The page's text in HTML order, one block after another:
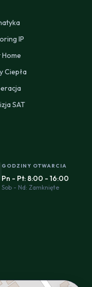
IP
Ciepła
SAT
GODZINY OTWARCIA
Pn - Pt: 8:00 - 16:00
Sob - Nd: Zamknięte